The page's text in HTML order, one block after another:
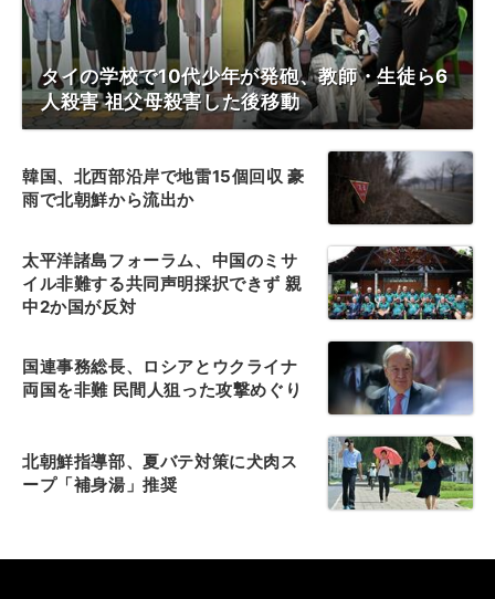
タイの学校で10代少年が発砲、教師・生徒ら6
人殺害 祖父母殺害した後移動
韓国、北西部沿岸で地雷15個回収 豪
雨で北朝鮮から流出か
太平洋諸島フォーラム、中国のミサ
イル非難する共同声明採択できず 親
中2か国が反対
国連事務総長、ロシアとウクライナ
両国を非難 民間人狙った攻撃めぐり
北朝鮮指導部、夏バテ対策に犬肉ス
ープ「補身湯」推奨